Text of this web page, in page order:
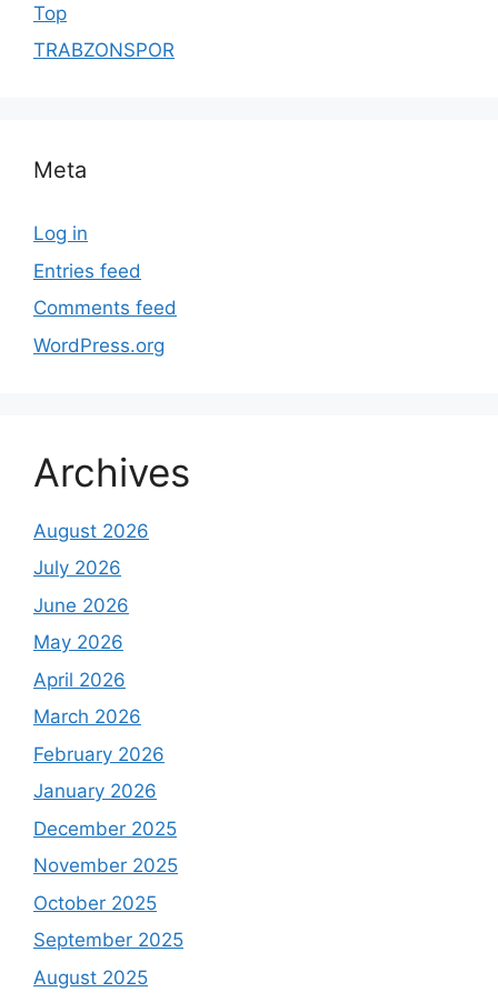
Top
TRABZONSPOR
Meta
Log in
Entries feed
Comments feed
WordPress.org
Archives
August 2026
July 2026
June 2026
May 2026
April 2026
March 2026
February 2026
January 2026
December 2025
November 2025
October 2025
September 2025
August 2025